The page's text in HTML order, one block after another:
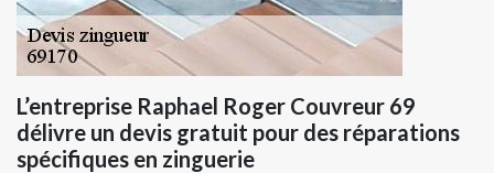
L’entreprise Raphael Roger Couvreur 69
délivre un devis gratuit pour des réparations
spécifiques en zinguerie